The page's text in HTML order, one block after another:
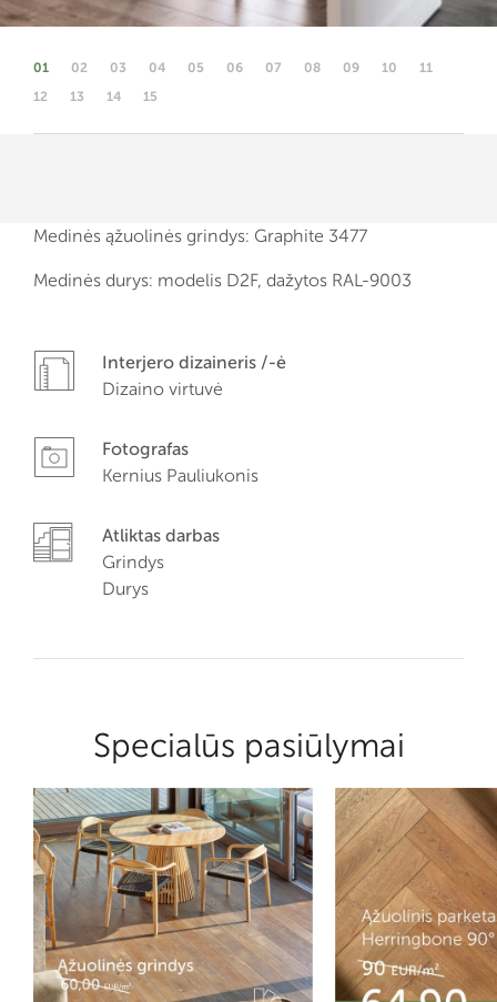
01 02 03 04 05 06 07 08 09 10
11
12
13 14 15
Medinės ąžuolinės grindys: Graphite 3477
Medinės durys: modelis D2F, dažytos RAL-9003
Interjero dizaineris /-ė
Dizaino virtuvė
Fotografas
Kernius Pauliukonis
Atliktas darbas
Grindys
Durys
Specialūs pasiūlymai